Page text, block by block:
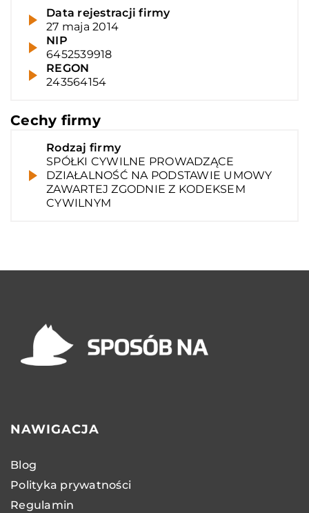
Data rejestracji firmy
27 maja 2014
NIP
6452539918
REGON
243564154
Cechy firmy
Rodzaj firmy
SPÓŁKI CYWILNE PROWADZĄCE
DZIAŁALNOŚĆ NA PODSTAWIE UMOWY
ZAWARTEJ ZGODNIE Z KODEKSEM
CYWILNYM
NAWIGACJA
Blog
Polityka prywatności
Regulamin